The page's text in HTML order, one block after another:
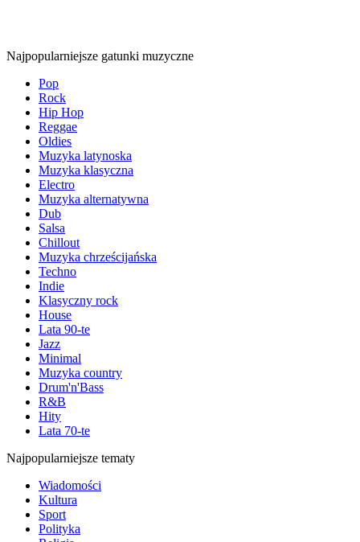
Najpopularniejsze gatunki muzyczne
Pop
Rock
Hip Hop
Reggae
Oldies
Muzyka latynoska
Muzyka klasyczna
Electro
Muzyka alternatywna
Dub
Salsa
Chillout
Muzyka chrześcijańska
Techno
Indie
Klasyczny rock
House
Lata 90-te
Jazz
Minimal
Muzyka country
Drum'n'Bass
R&B
Hity
Lata 70-te
Najpopularniejsze tematy
Wiadomości
Kultura
Sport
Polityka